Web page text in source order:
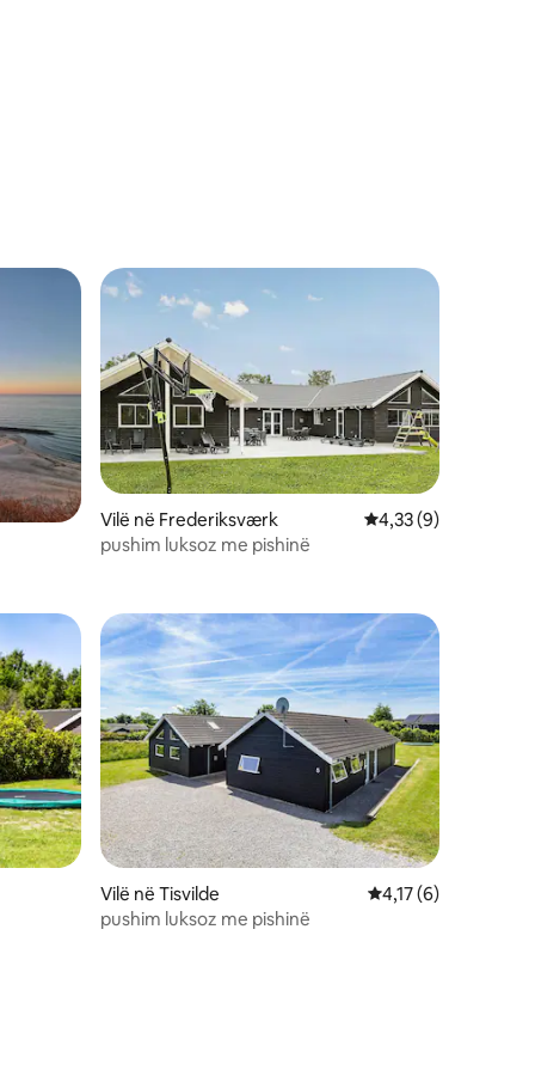
Vilë në Frederiksværk Vlerësimi mesatar
4,33 (9)
pushim luksoz me pishinë
Vilë në Tisvilde Vlerësimi mesatar
4,17 (6)
pushim luksoz me pishinë